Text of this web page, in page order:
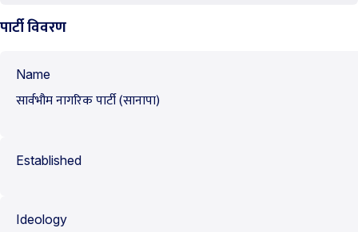
पार्टी विवरण
Name
सार्वभौम नागरिक पार्टी (सानापा)
Established
Ideology